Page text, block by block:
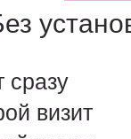
сразу
визит